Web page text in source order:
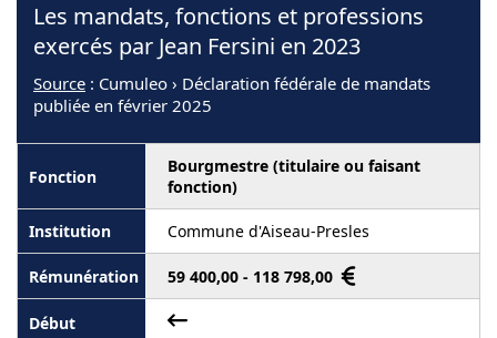
Les mandats, fonctions et professions
exercés par Jean Fersini en 2023
Source : Cumuleo › Déclaration fédérale de mandats
publiée en février 2025
Bourgmestre (titulaire ou faisant
fonction)
Commune d'Aiseau-Presles
59 400,00 - 118 798,00